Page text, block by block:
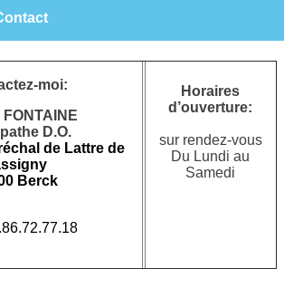
moi:
D.O.
de Lattre de
Berck
Horaires
d’ouverture:
sur rendez-vous
Du Lundi au
Samedi